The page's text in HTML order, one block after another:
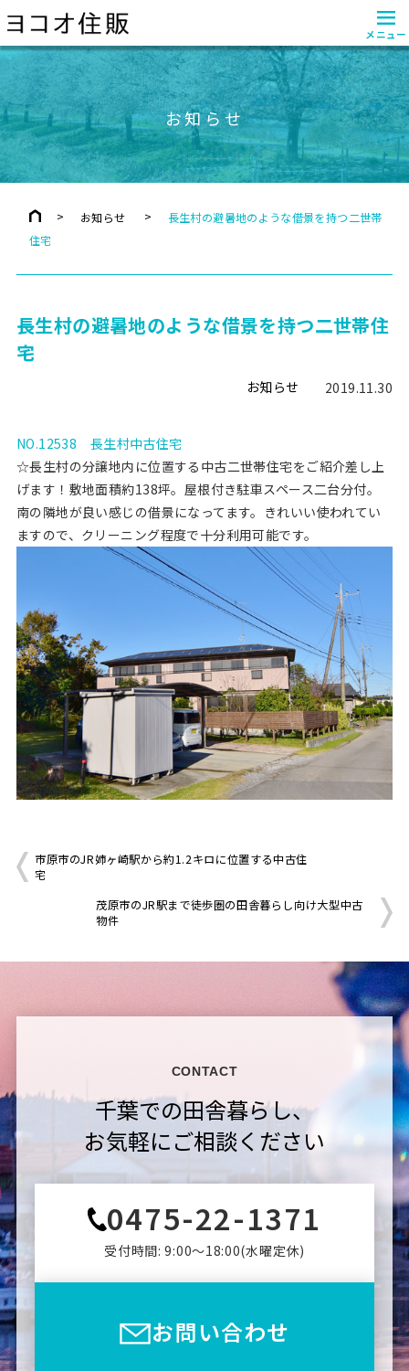
≡
メニュー
お知らせ
お知らせ
長生村の避暑地のような借景を持つ二世帯
住宅
長生村の避暑地のような借景を持つ二世帯住
宅
お知らせ 2019.11.30
NO.12538 長生村中古住宅
☆長生村の分譲地内に位置する中古二世帯住宅をご紹介差し上
げます！敷地面積約138坪。屋根付き駐車スペース二台分付。
南の隣地が良い感じの借景になってます。きれいい使われてい
ますので、クリーニング程度で十分利用可能です。
市原市のJR姉ヶ崎駅から約1.2キロに位置する中古住
宅
茂原市のJR駅まで徒歩圏の田舎暮らし向け大型中古
物件
CONTACT
千葉での田舎暮らし、
お気軽にご相談ください
0475-22-1371
受付時間: 9:00〜18:00(⽔曜定休)
お問い合わせ